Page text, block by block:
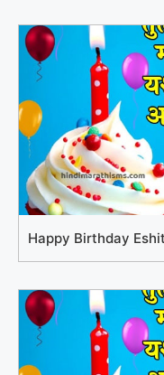
Happy Birthday